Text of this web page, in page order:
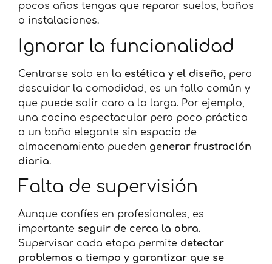
pocos años tengas que reparar suelos, baños
o instalaciones.
Ignorar la funcionalidad
Centrarse solo en la estética y el diseño, pero
descuidar la comodidad, es un fallo común y
que puede salir caro a la larga. Por ejemplo,
una cocina espectacular pero poco práctica
o un baño elegante sin espacio de
almacenamiento pueden generar frustración
diaria.
Falta de supervisión
Aunque confíes en profesionales, es
importante seguir de cerca la obra.
Supervisar cada etapa permite detectar
problemas a tiempo y garantizar que se